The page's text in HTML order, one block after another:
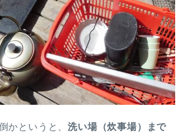
かというと、洗い場（炊事場）まで